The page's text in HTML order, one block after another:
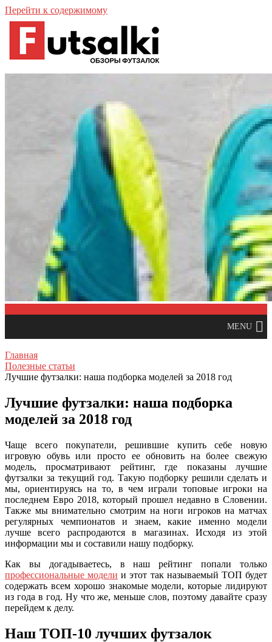
Перейти к содержимому
MENU
Главная
Полезные статьи
Лучшие футзалки: наша подборка моделей за 2018 год
Лучшие футзалки: наша подборка
моделей за 2018 год
Чаще всего покупатели, решившие купить себе новую
игровую обувь или просто ее обновить на более свежую
модель, просматривают рейтинг, где показаны лучшие
футзалки за текущий год. Такую подборку решили сделать и
мы, ориентируясь на то, в чем играли топовые игроки на
последнем Евро 2018, который прошел недавно в Словении.
Также мы внимательно смотрим на ноги игроков на матчах
регулярных чемпионатов и знаем, какие именно модели
лучше всего распродаются в магазинах. Исходя из этой
информации мы и составили нашу подборку.
Как вы догадываетесь, в наш рейтинг попали только
профессиональные модели и этот так называемый ТОП будет
содержать всем хорошо знакомые модели, которые лидируют
из года в год. Ну что же, меньше слов, поэтому давайте сразу
перейдем к делу.
Наш ТОП-10 лучших футзалок